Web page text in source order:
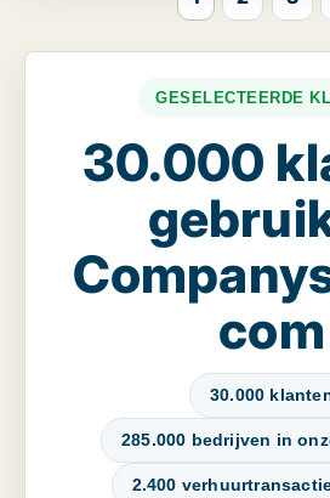
GESELECTEERDE
30.000
com
30.000
285.000 bedrijven in
2.400